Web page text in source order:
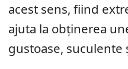
acest sens, fiind
ajuta la obținerea
gustoase, suculente